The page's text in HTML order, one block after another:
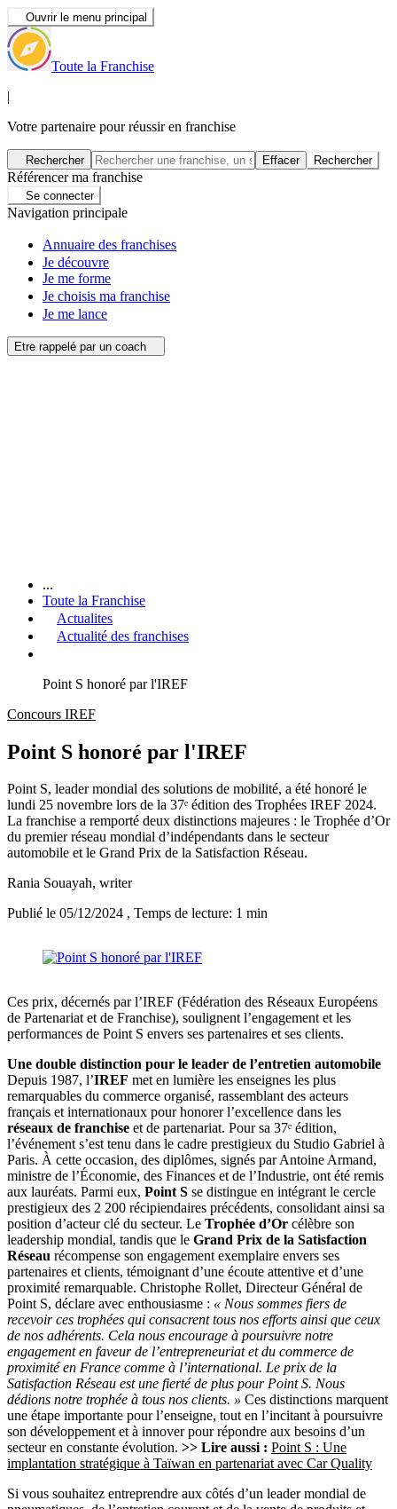
Ouvrir le menu principal
Toute la Franchise
|
Votre partenaire pour réussir en franchise
Rechercher Effacer Rechercher
Référencer ma franchise
Se connecter
Navigation principale
Annuaire des franchises
Je découvre
Je me forme
Je choisis ma franchise
Je me lance
Etre rappelé par un coach
...
Toute la Franchise
Actualites
Actualité des franchises
Point S honoré par l'IREF
Concours IREF
Point S honoré par l'IREF
Point S, leader mondial des solutions de mobilité, a été honoré le
lundi 25 novembre lors de la 37ᵉ édition des Trophées IREF 2024.
La franchise a remporté deux distinctions majeures : le Trophée d’Or
du premier réseau mondial d’indépendants dans le secteur
automobile et le Grand Prix de la Satisfaction Réseau.
Rania Souayah, writer
Publié le 05/12/2024 , Temps de lecture: 1 min
Ces prix, décernés par l’IREF (Fédération des Réseaux Européens
de Partenariat et de Franchise), soulignent l’engagement et les
performances de Point S envers ses partenaires et ses clients.
Une double distinction pour le leader de l’entretien automobile
Depuis 1987, l’IREF met en lumière les enseignes les plus
remarquables du commerce organisé, rassemblant des acteurs
français et internationaux pour honorer l’excellence dans les
réseaux de franchise et de partenariat. Pour sa 37ᵉ édition,
l’événement s’est tenu dans le cadre prestigieux du Studio Gabriel à
Paris. À cette occasion, des diplômes, signés par Antoine Armand,
ministre de l’Économie, des Finances et de l’Industrie, ont été remis
aux lauréats. Parmi eux, Point S se distingue en intégrant le cercle
prestigieux des 2 200 récipiendaires précédents, consolidant ainsi sa
position d’acteur clé du secteur. Le Trophée d’Or célèbre son
leadership mondial, tandis que le Grand Prix de la Satisfaction
Réseau récompense son engagement exemplaire envers ses
partenaires et clients, témoignant d’une écoute attentive et d’une
proximité remarquable. Christophe Rollet, Directeur Général de
Point S, déclare avec enthousiasme : « Nous sommes fiers de
recevoir ces trophées qui consacrent tous nos efforts ainsi que ceux
de nos adhérents. Cela nous encourage à poursuivre notre
engagement en faveur de l’entrepreneuriat et du commerce de
proximité en France comme à l’international. Le prix de la
Satisfaction Réseau est une fierté de plus pour Point S. Nous
dédions notre trophée à tous nos clients. » Ces distinctions marquent
une étape importante pour l’enseigne, tout en l’incitant à poursuivre
son développement et à innover pour répondre aux besoins d’un
secteur en constante évolution. >> Lire aussi : Point S : Une
implantation stratégique à Taïwan en partenariat avec Car Quality
Si vous souhaitez entreprendre aux côtés d’un leader mondial de